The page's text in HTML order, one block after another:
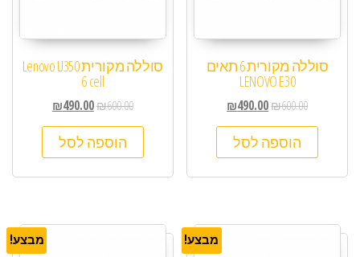
סוללה מקורית 6 תאים
LENOVO E30
₪600.00
₪490.00
הוספה לסל
סוללה מקורית Lenovo U350
6 cell
₪600.00
₪490.00
הוספה לסל
מבצע! מבצע!